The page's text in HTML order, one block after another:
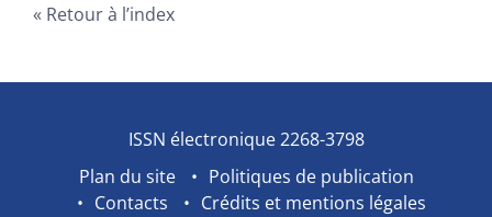
Retour à l’index
ISSN électronique 2268-3798
Plan du site
Politiques de publication
Contacts
Crédits et mentions légales